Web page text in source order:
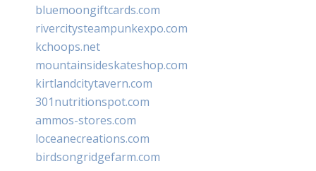
bluemoongiftcards.com
rivercitysteampunkexpo.com
kchoops.net
mountainsideskateshop.com
kirtlandcitytavern.com
301nutritionspot.com
ammos-stores.com
loceanecreations.com
birdsongridgefarm.com